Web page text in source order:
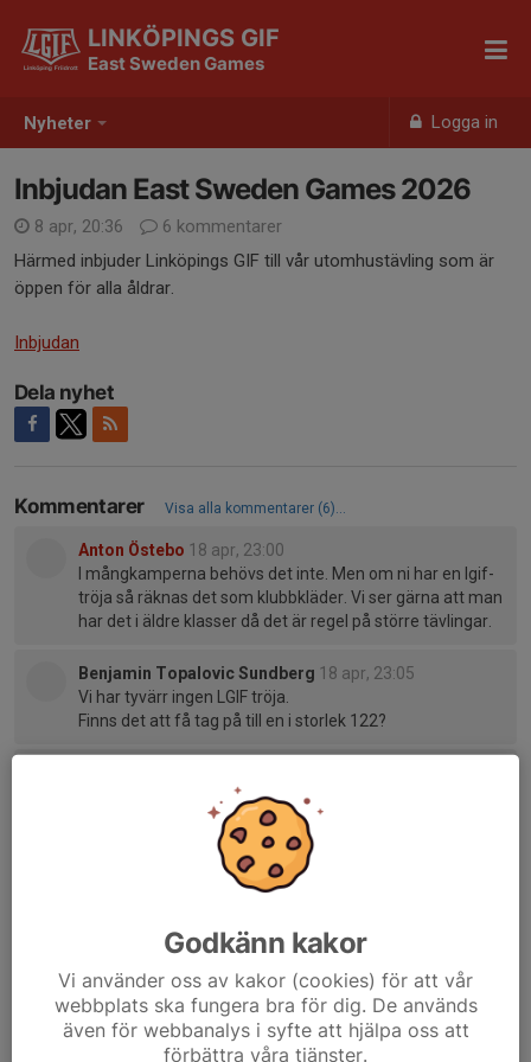
Nyheter Logga in
LINKÖPINGS GIF
East Sweden Games
Inbjudan East Sweden Games 2026
8 apr, 20:36
6 kommentarer
Härmed inbjuder Linköpings GIF till vår utomhustävling som är
öppen för alla åldrar.
Inbjudan
Dela nyhet
Kommentarer Visa alla kommentarer (6)...
Anton Östebo 18 apr, 23:00
I mångkamperna behövs det inte. Men om ni har en lgif-
tröja så räknas det som klubbkläder. Vi ser gärna att man
har det i äldre klasser då det är regel på större tävlingar.
Benjamin Topalovic Sundberg 18 apr, 23:05
Vi har tyvärr ingen LGIF tröja.
Finns det att få tag på till en i storlek 122?
Skriv till kansliet och kolla på kansli@lgif.se.
14 maj, 08:54
Kom igen nu Lgif-are i seniorerklass som har möjlighet!.
Anmäl er så får vi en rolig tävling med motstånd och en
Godkänn kakor
Vi använder oss av kakor (cookies) för att vår
webbplats ska fungera bra för dig. De används
även för webbanalys i syfte att hjälpa oss att
förbättra våra tjänster.